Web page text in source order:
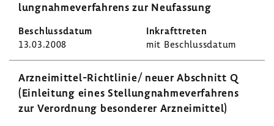
lung­nah­me­ver­fah­rens zur Neufas­sung
13.03.2008 mit Beschluss­datum
Arzneimittel-​Richtlinie/ neuer Abschnitt Q
(Einlei­tung eines Stel­lung­nah­me­ver­fah­rens
zur Verord­nung beson­derer Arznei­mittel)